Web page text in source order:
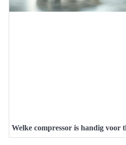
Welke compressor is handig voor